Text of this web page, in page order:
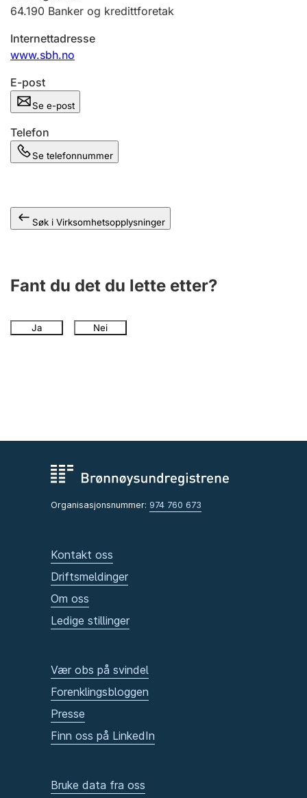
64.190 Banker og kredittforetak
Internettadresse
www.sbh.no
E-post
Se e-post
Telefon
Se telefonnummer
Søk i Virksomhetsopplysninger
Fant du det du lette etter?
Ja Nei
Organisasjonsnummer: 974 760 673
Kontakt oss
Driftsmeldinger
Om oss
Ledige stillinger
Vær obs på svindel
Forenklingsbloggen
Presse
Finn oss på LinkedIn
Bruke data fra oss